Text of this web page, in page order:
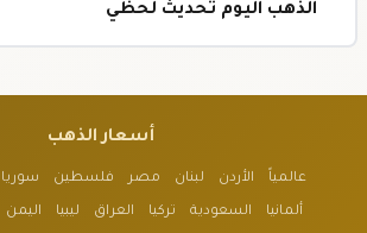
الذهب اليوم تحديث لحظي
أسعار الذهب
عالمياً الأردن لبنان مصر فلسطين سوريا
ألمانيا السعودية تركيا العراق ليبيا اليمن